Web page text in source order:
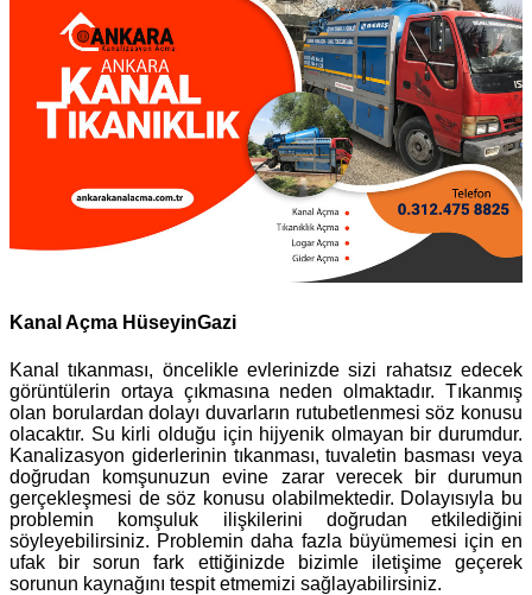
Kanal Açma HüseyinGazi
Kanal tıkanması, öncelikle evlerinizde sizi rahatsız edecek
görüntülerin ortaya çıkmasına neden olmaktadır. Tıkanmış
olan borulardan dolayı duvarların rutubetlenmesi söz konusu
olacaktır. Su kirli olduğu için hijyenik olmayan bir durumdur.
Kanalizasyon giderlerinin tıkanması, tuvaletin basması veya
doğrudan komşunuzun evine zarar verecek bir durumun
gerçekleşmesi de söz konusu olabilmektedir. Dolayısıyla bu
problemin komşuluk ilişkilerini doğrudan etkilediğini
söyleyebilirsiniz. Problemin daha fazla büyümemesi için en
ufak bir sorun fark ettiğinizde bizimle iletişime geçerek
sorunun kaynağını tespit etmemizi sağlayabilirsiniz.